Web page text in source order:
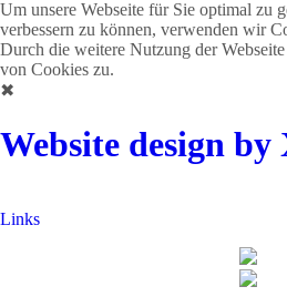
Um unsere Webseite für Sie optimal zu
verbessern zu können, verwenden wir
Durch die weitere Nutzung der
von Cookies zu.
✖
Website design
Links